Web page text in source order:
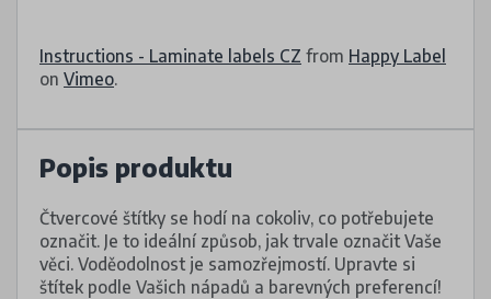
Instructions - Laminate labels CZ from Happy Label
on Vimeo.
Popis produktu
Čtvercové štítky se hodí na cokoliv, co potřebujete
označit. Je to ideální způsob, jak trvale označit Vaše
věci. Voděodolnost je samozřejmostí. Upravte si
štítek podle Vašich nápadů a barevných preferencí!